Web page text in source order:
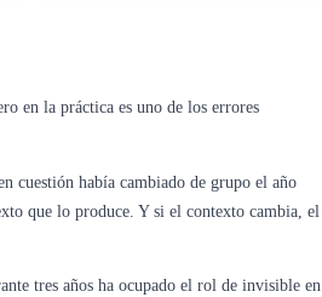
en la práctica es uno de los errores
cuestión había cambiado de grupo el año
que lo produce. Y si el contexto cambia, el
tres años ha ocupado el rol de invisible en